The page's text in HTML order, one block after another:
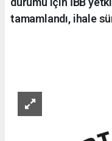
tamamlandı, ihale